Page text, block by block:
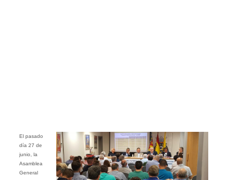
El pasado
día 27 de
junio, la
Asamblea
General